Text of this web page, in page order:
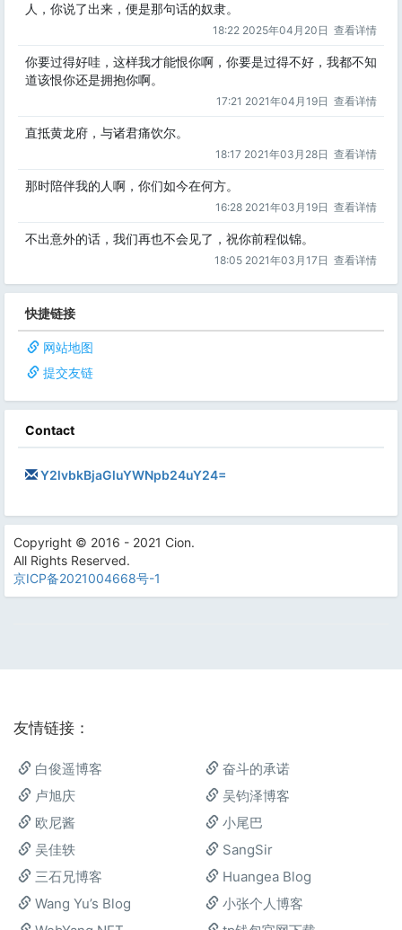
人，你说了出来，便是那句话的奴隶。
18:22 2025年04月20日 查看详情
你要过得好哇，这样我才能恨你啊，你要是过得不好，我都不知
道该恨你还是拥抱你啊。
17:21 2021年04月19日 查看详情
直抵黄龙府，与诸君痛饮尔。
18:17 2021年03月28日 查看详情
那时陪伴我的人啊，你们如今在何方。
16:28 2021年03月19日 查看详情
不出意外的话，我们再也不会见了，祝你前程似锦。
18:05 2021年03月17日 查看详情
快捷链接
网站地图
提交友链
Contact
Y2lvbkBjaGluYWNpb24uY24=
Copyright © 2016 - 2021 Cion.
All Rights Reserved.
京ICP备2021004668号-1
友情链接：
白俊遥博客
奋斗的承诺
卢旭庆
吴钧泽博客
欧尼酱
小尾巴
吴佳轶
SangSir
三石兄博客
Huangea Blog
Wang Yu’s Blog
小张个人博客